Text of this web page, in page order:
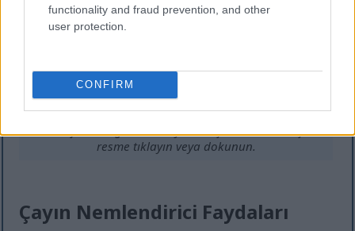
functionality and fraud prevention, and other
user protection.
CONFIRM
Rahat bir mutfak ortamında, ahşap bir masada
papatya, nane ve zencefille hazırlanmış, dumanı tüten
bir fincan bitki çayı.
Daha fazla bilgi ve daha yüksek çözünürlükler için
resme tıklayın veya dokunun.
Çayın Nemlendirici Faydaları